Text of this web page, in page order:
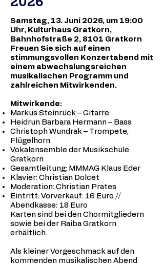
Samstag, 13. Juni 2026, um 19:00
Uhr, Kulturhaus Gratkorn,
Bahnhofstraße 2, 8101 Gratkorn
Freuen Sie sich auf einen
stimmungsvollen Konzertabend mit
einem abwechslungsreichen
musikalischen Programm und
zahlreichen Mitwirkenden.
Mitwirkende:
Markus Steinrück – Gitarre
Heidrun Barbara Hermann – Bass
Christoph Wundrak – Trompete,
Flügelhorn
Vokalensemble der Musikschule
Gratkorn
Gesamtleitung: MMMAG Klaus Eder
Klavier: Christian Dolcet
Moderation: Christian Prates
Eintritt: Vorverkauf: 16 Euro //
Abendkasse: 18 Euro
Karten sind bei den Chormitgliedern
sowie bei der Raiba Gratkorn
erhältlich.
Als kleiner Vorgeschmack auf den
kommenden musikalischen Abend